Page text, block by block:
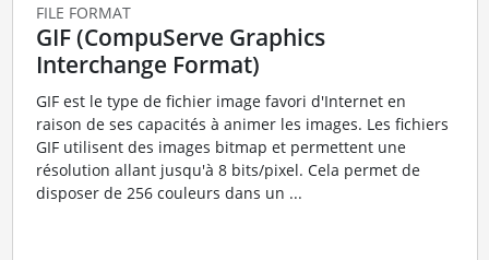
FILE FORMAT
GIF (CompuServe Graphics
Interchange Format)
GIF est le type de fichier image favori d'Internet en
raison de ses capacités à animer les images. Les fichiers
GIF utilisent des images bitmap et permettent une
résolution allant jusqu'à 8 bits/pixel. Cela permet de
disposer de 256 couleurs dans un ...